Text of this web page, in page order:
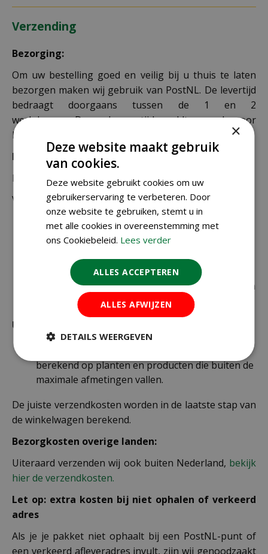
Verzending
Bezorging:
Om uw bestelling goed en veilig bij u thuis te laten
bezorgen maken wij gebruik van PostNL. De levertijd
bedraagt doorgaans tussen de 1 en 2
werkdagen. Deze bezorgtijd geldt zowel voor
Nederland als België.
Bezorgkosten Nederland:
Bestellingen van € 49,95 of meer verzenden wij gratis.
Voor een bestelling onder € 49,95 zijn er 2 tarieven:
€ 4,99 voor bestellingen onder € 49,95 van
alleen kleine zakjes / doosjes zaden die via
€ 6,99 voor bestellingen onder € 49,95 voor de
rest van de producten die via pakketpost worden
verzonden.
Uitzonderlijke verzendkosten
berekend op planten en producten die buiten de
maximale afmetingen vallen.
De juiste verzendkosten worden in de laatste stap van
de winkelwagen berekend.
Bezorgkosten overige landen:
Uiteraard verzenden wij ook buiten Nederland, bekijk
hier de verzendkosten.
Let op: extra kosten bij niet ophalen of verkeerd
adres
Als je je pakket niet ophaalt bij een PostNL-punt of
een verkeerd afleveradres invult, zijn wij genoodzaakt
×
Deze website maakt gebruik
van cookies.
Deze website gebruikt cookies om uw
gebruikerservaring te verbeteren. Door
onze website te gebruiken, stemt u in
met alle cookies in overeenstemming met
ons Cookiebeleid. Lees verder
ALLES ACCEPTEREN
ALLES AFWIJZEN
DETAILS WEERGEVEN